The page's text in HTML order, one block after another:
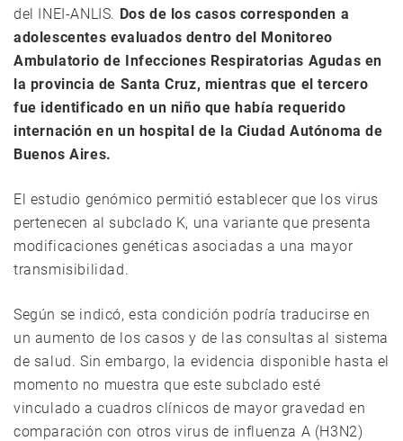
del INEI-ANLIS. Dos de los casos corresponden a
adolescentes evaluados dentro del Monitoreo
Ambulatorio de Infecciones Respiratorias Agudas en
la provincia de Santa Cruz, mientras que el tercero
fue identificado en un niño que había requerido
internación en un hospital de la Ciudad Autónoma de
Buenos Aires.
El estudio genómico permitió establecer que los virus
pertenecen al subclado K, una variante que presenta
modificaciones genéticas asociadas a una mayor
transmisibilidad.
Según se indicó, esta condición podría traducirse en
un aumento de los casos y de las consultas al sistema
de salud. Sin embargo, la evidencia disponible hasta el
momento no muestra que este subclado esté
vinculado a cuadros clínicos de mayor gravedad en
comparación con otros virus de influenza A (H3N2)